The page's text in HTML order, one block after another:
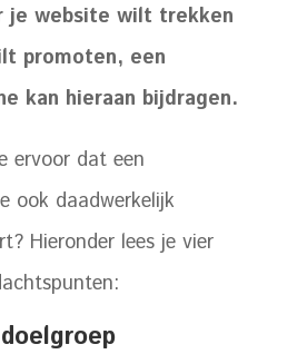
je website wilt trekken
promoten, een
kan hieraan bijdragen.
ervoor dat een
ook daadwerkelijk
Hieronder lees je vier